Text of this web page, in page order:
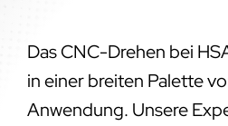
Das CNC-Drehen bei
in einer breiten Palette
Anwendung. Unsere